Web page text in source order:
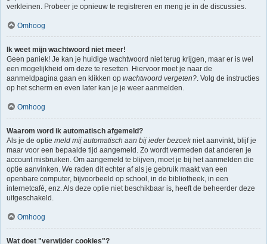
verkleinen. Probeer je opnieuw te registreren en meng je in de discussies.
Omhoog
Ik weet mijn wachtwoord niet meer!
Geen paniek! Je kan je huidige wachtwoord niet terug krijgen, maar er is wel
een mogelijkheid om deze te resetten. Hiervoor moet je naar de
aanmeldpagina gaan en klikken op wachtwoord vergeten?. Volg de instructies
op het scherm en even later kan je je weer aanmelden.
Omhoog
Waarom word ik automatisch afgemeld?
Als je de optie meld mij automatisch aan bij ieder bezoekniet aanvinkt, blijf je
maar voor een bepaalde tijd aangemeld. Zo wordt vermeden dat anderen je
account misbruiken. Om aangemeld te blijven, moet je bij het aanmelden die
optie aanvinken. We raden dit echter af als je gebruik maakt van een
openbare computer, bijvoorbeeld op school, in de bibliotheek, in een
internetcafé, enz. Als deze optie niet beschikbaar is, heeft de beheerder deze
uitgeschakeld.
Omhoog
Wat doet "verwijder cookies"?